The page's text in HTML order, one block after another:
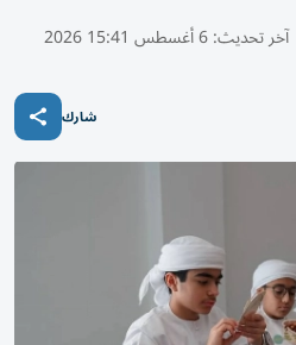
آخر تحديث:6 أغسطس 15:41 2026
شارك